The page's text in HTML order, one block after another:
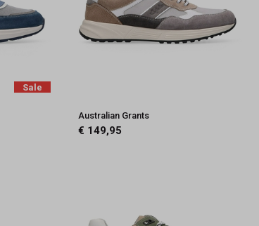
Sale
Australian Grants
€ 149,95